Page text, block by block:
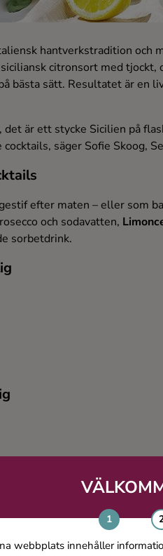
webbplats innehåller
hantverkstradition och
citronsort med
bästa sätt. Resultatet är
är ett stycke Sicilien på
säger Sofie Skoog,
efter maten – eller som
och sodavatten,
sorbetdrink.
med italiensk finess